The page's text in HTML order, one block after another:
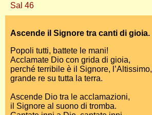
Sal 46
Ascende il Signore tra canti di gioia.
Popoli tutti, battete le mani!
Acclamate Dio con grida di gioia,
perché terribile è il Signore, l’Altissimo,
grande re su tutta la terra.
Ascende Dio tra le acclamazioni,
il Signore al suono di tromba.